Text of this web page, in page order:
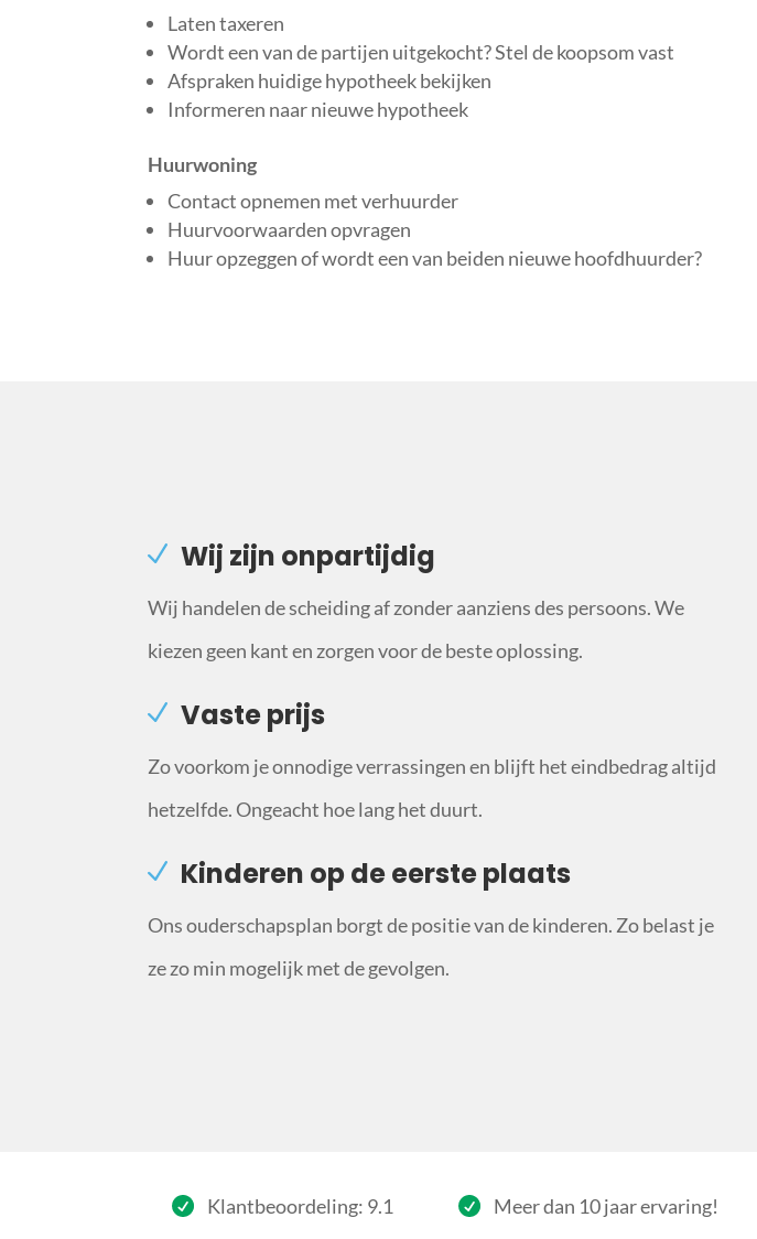
Laten taxeren
Wordt een van de partijen uitgekocht? Stel de koopsom vast
Afspraken huidige hypotheek bekijken
Informeren naar nieuwe hypotheek
Huurwoning
Contact opnemen met verhuurder
Huurvoorwaarden opvragen
Huur opzeggen of wordt een van beiden nieuwe hoofdhuurder?
Wij zijn onpartijdig
Wij handelen de scheiding af zonder aanziens des persoons. We
kiezen geen kant en zorgen voor de beste oplossing.
Vaste prijs
Zo voorkom je onnodige verrassingen en blijft het eindbedrag altijd
hetzelfde. Ongeacht hoe lang het duurt.
Kinderen op de eerste plaats
Ons ouderschapsplan borgt de positie van de kinderen. Zo belast je
ze zo min mogelijk met de gevolgen.
Klantbeoordeling: 9.1 Meer dan 10 jaar ervaring!